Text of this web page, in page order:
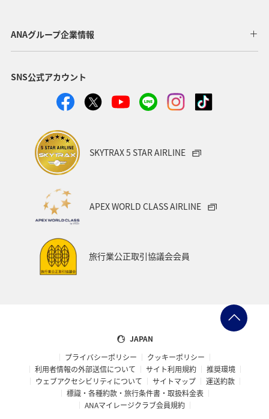
東南アジア・南アジア アメリカ・カナダ・中南米
韓国 東アジア
ANAのサービス 春
ANAグループ企業情報
SNS公式アカウント
SKYTRAX 5 STAR AIRLINE
APEX WORLD CLASS AIRLINE
旅行業公正取引協議会会員
JAPAN
プライバシーポリシー
クッキーポリシー
利用者情報の外部送信について
サイト利用規約
推奨環境
ウェブアクセシビリティについて
サイトマップ
運送約款
標識・各種約款・旅行条件書・取扱料金表
ANAマイレージクラブ会員規約